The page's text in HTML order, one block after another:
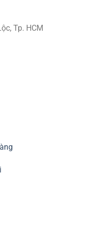
Tp. HCM